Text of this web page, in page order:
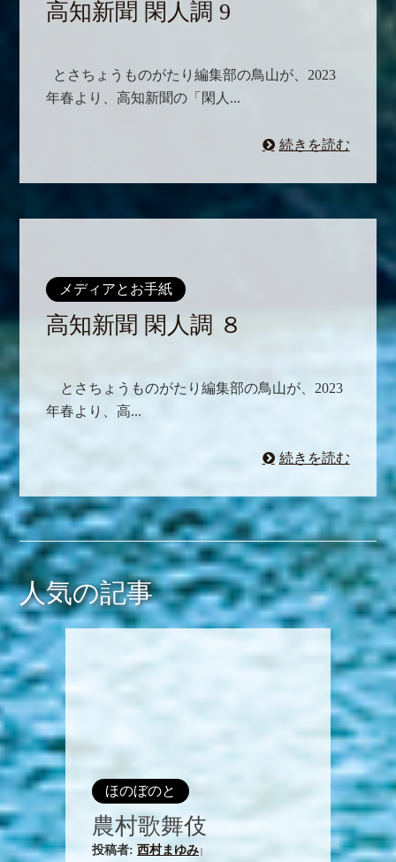
高知新聞 閑人調 9
とさちょうものがたり編集部の鳥山が、2023
年春より、高知新聞の「閑人...
続きを読む
メディアとお手紙
高知新聞 閑人調 ８
とさちょうものがたり編集部の鳥山が、2023
年春より、高...
続きを読む
人気の記事
ほのぼのと
農村歌舞伎
投稿者: 西村まゆみ